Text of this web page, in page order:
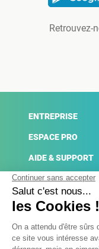
Retrouvez-
ENTREPRISE
ESPACE PRO
AIDE & SUPPORT
ACTUALITÉS